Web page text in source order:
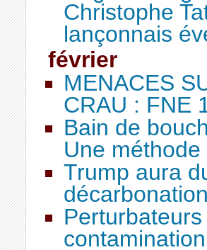
Christophe
lançonnais
février
MENACES
CRAU : FNE
Bain de
Une
Trump aura